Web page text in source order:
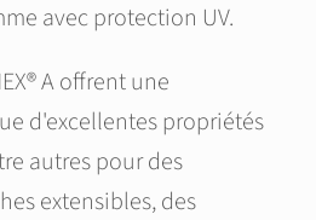
avec protection UV.
A offrent une
d'excellentes propriétés
autres pour des
extensibles, des